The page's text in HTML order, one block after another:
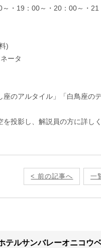
19：00～・20：00～・21
)
ータ
のアルタイル」「白鳥座のデ
投影し、解説員の方に詳し
< 前の記事へ 一
テルサンバレーオニコウ